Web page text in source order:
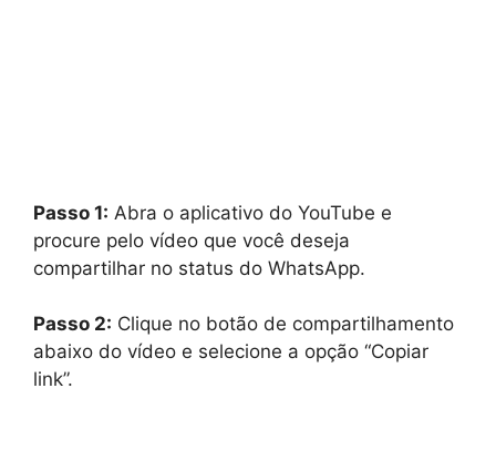
Passo 1: Abra o aplicativo do YouTube e
procure pelo vídeo que você deseja
compartilhar no status do WhatsApp.
Passo 2: Clique no botão de compartilhamento
abaixo do vídeo e selecione a opção “Copiar
link”.